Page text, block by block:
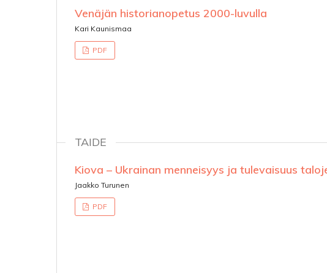
Venäjän historianopetus 2000-luvulla
Kari Kaunismaa
PDF
TAIDE
Kiova – Ukrainan menneisyys ja tulevaisuus
Jaakko Turunen
PDF